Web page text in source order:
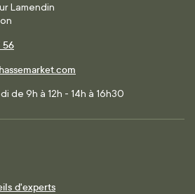
Lamendin
56
de 9h à 12h - 14h à 16h30
d'experts